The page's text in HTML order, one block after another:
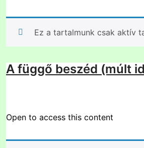
Ez a tartalmunk csak aktív
A függő beszéd (múlt
Open to access this content